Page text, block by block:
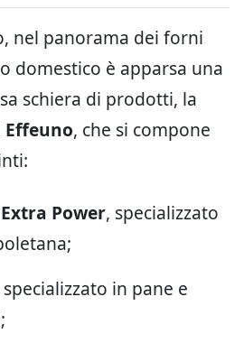
nel panorama dei forni
domestico è apparsa una
schiera di prodotti, la
Effeuno, che si compone
Extra Power, specializzato
specializzato in pane e